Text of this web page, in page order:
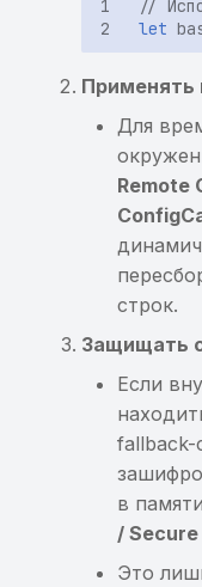
//
let
Применять
Для
Remote
строк.
Защищать
Если
fallback-
в
/
Это